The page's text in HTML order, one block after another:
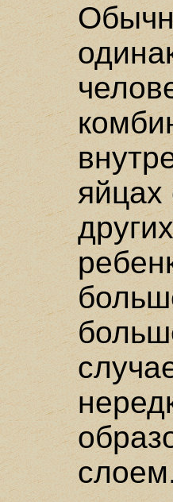
яйцах